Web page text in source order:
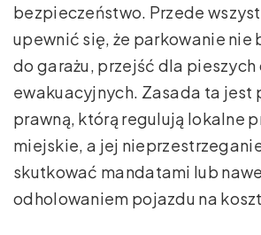
bezpieczeństwo. Przede
upewnić się, że parkowanie nie
do garażu, przejść dla pieszych
ewakuacyjnych. Zasada ta jest
prawną, którą regulują lokalne
miejskie, a jej
skutkować mandatami lub
odholowaniem pojazdu na